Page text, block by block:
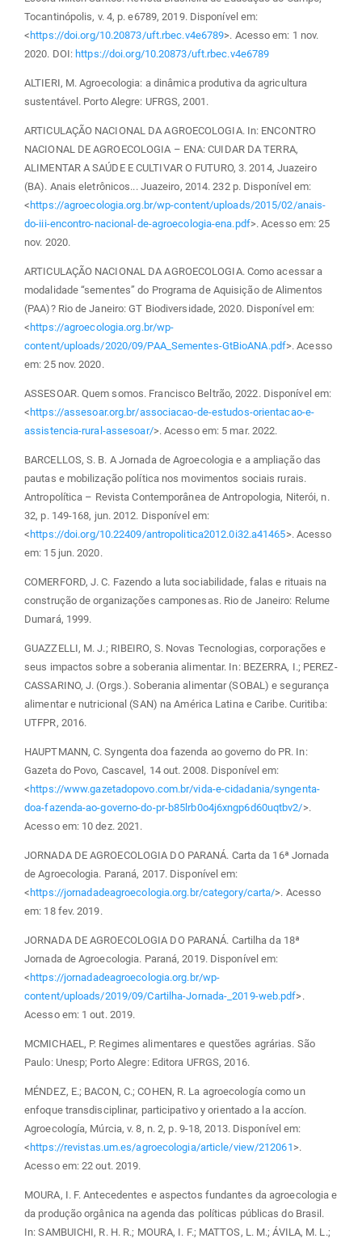
Tocantinópolis, v. 4, p. e6789, 2019. Disponível em:
< https://doi.org/10.20873/uft.rbec.v4e6789>. Acesso em: 1 nov.
2020. DOI: https://doi.org/10.20873/uft.rbec.v4e6789
ALTIERI, M. Agroecologia: a dinâmica produtiva da agricultura
sustentável. Porto Alegre: UFRGS, 2001.
ARTICULAÇÃO NACIONAL DA AGROECOLOGIA. In: ENCONTRO
NACIONAL DE AGROECOLOGIA – ENA: CUIDAR DA TERRA,
ALIMENTAR A SAÚDE E CULTIVAR O FUTURO, 3. 2014, Juazeiro
(BA). Anais eletrônicos... Juazeiro, 2014. 232 p. Disponível em:
< https://agroecologia.org.br/wp-content/uploads/2015/02/anais-
do-iii-encontro-nacional-de-agroecologia-ena.pdf>. Acesso em: 25
nov. 2020.
ARTICULAÇÃO NACIONAL DA AGROECOLOGIA. Como acessar a
modalidade “sementes” do Programa de Aquisição de Alimentos
(PAA)? Rio de Janeiro: GT Biodiversidade, 2020. Disponível em:
< https://agroecologia.org.br/wp-
content/uploads/2020/09/PAA_Sementes-GtBioANA.pdf>. Acesso
em: 25 nov. 2020.
ASSESOAR. Quem somos. Francisco Beltrão, 2022. Disponível em:
< https://assesoar.org.br/associacao-de-estudos-orientacao-e-
assistencia-rural-assesoar/>. Acesso em: 5 mar. 2022.
BARCELLOS, S. B. A Jornada de Agroecologia e a ampliação das
pautas e mobilização política nos movimentos sociais rurais.
Antropolítica – Revista Contemporânea de Antropologia, Niterói, n.
32, p. 149-168, jun. 2012. Disponível em:
< https://doi.org/10.22409/antropolitica2012.0i32.a41465>. Acesso
em: 15 jun. 2020.
COMERFORD, J. C. Fazendo a luta sociabilidade, falas e rituais na
construção de organizações camponesas. Rio de Janeiro: Relume
Dumará, 1999.
GUAZZELLI, M. J.; RIBEIRO, S. Novas Tecnologias, corporações e
seus impactos sobre a soberania alimentar. In: BEZERRA, I.; PEREZ-
CASSARINO, J. (Orgs.). Soberania alimentar (SOBAL) e segurança
alimentar e nutricional (SAN) na América Latina e Caribe. Curitiba:
UTFPR, 2016.
HAUPTMANN, C. Syngenta doa fazenda ao governo do PR. In:
Gazeta do Povo, Cascavel, 14 out. 2008. Disponível em:
< https://www.gazetadopovo.com.br/vida-e-cidadania/syngenta-
doa-fazenda-ao-governo-do-pr-b85lrb0o4j6xngp6d60uqtbv2/>.
Acesso em: 10 dez. 2021.
JORNADA DE AGROECOLOGIA DO PARANÁ. Carta da 16ª Jornada
de Agroecologia. Paraná, 2017. Disponível em:
< https://jornadadeagroecologia.org.br/category/carta/>. Acesso
em: 18 fev. 2019.
JORNADA DE AGROECOLOGIA DO PARANÁ. Cartilha da 18ª
Jornada de Agroecologia. Paraná, 2019. Disponível em:
< https://jornadadeagroecologia.org.br/wp-
content/uploads/2019/09/Cartilha-Jornada-_2019-web.pdf>.
Acesso em: 1 out. 2019.
MCMICHAEL, P. Regimes alimentares e questões agrárias. São
Paulo: Unesp; Porto Alegre: Editora UFRGS, 2016.
MÉNDEZ, E.; BACON, C.; COHEN, R. La agroecología como un
enfoque transdisciplinar, participativo y orientado a la accíon.
Agroecología, Múrcia, v. 8, n. 2, p. 9-18, 2013. Disponível em:
< https://revistas.um.es/agroecologia/article/view/212061 >.
Acesso em: 22 out. 2019.
MOURA, I. F. Antecedentes e aspectos fundantes da agroecologia e
da produção orgânica na agenda das políticas públicas do Brasil.
In: SAMBUICHI, R. H. R.; MOURA, I. F.; MATTOS, L. M.; ÁVILA, M. L.;